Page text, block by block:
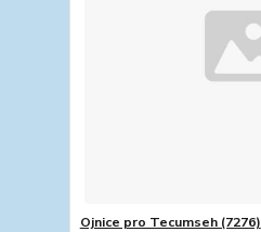
Ojnice pro Tecumseh (7276)